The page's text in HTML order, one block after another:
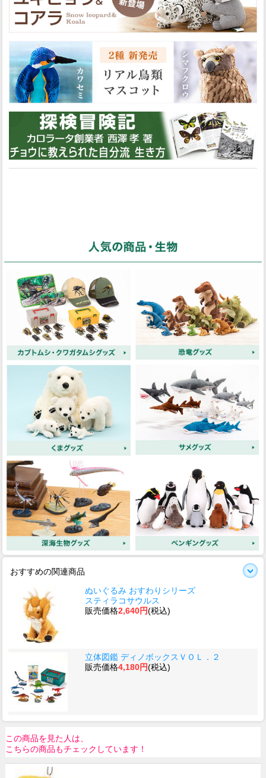
おすすめの関連商品
ぬいぐるみ おすわりシリーズ
スティラコサウルス
販売価格2,640円(税込)
立体図鑑 ディノボックスＶＯＬ．２
販売価格4,180円(税込)
この商品を見た人は、
こちらの商品もチェックしています！